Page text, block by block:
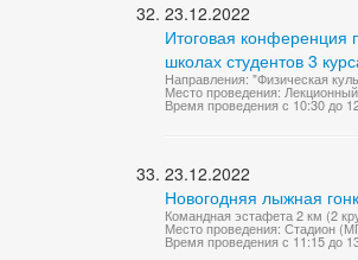
23.12.2022
Итоговая конференция
школах студентов 3
Направления: "Физическая
Место проведения:
Время проведения с 10:30 до
23.12.2022
Новогодняя лыжная
Командная эстафета 2 км (2
Место проведения: Стадион
Время проведения с 11:15 до